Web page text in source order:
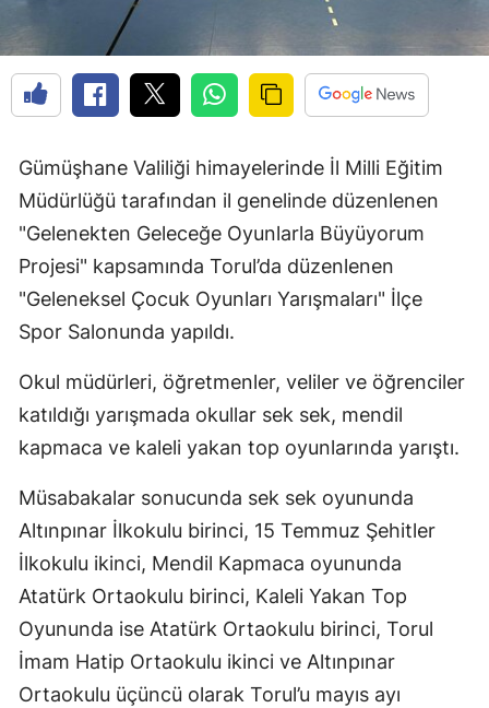
Erzurum
Eskişehir
Gaziantep
Gümüşhane
Hakkari
Hatay
Mersin
İstanbul
İzmir
Kars
Kayseri
Kırklareli
Kırşehir
Gümüşhane Valiliği himayelerinde İl Milli Eğitim
Müdürlüğü tarafından il genelinde düzenlenen
"Gelenekten Geleceğe Oyunlarla Büyüyorum
Projesi" kapsamında Torul’da düzenlenen
"Geleneksel Çocuk Oyunları Yarışmaları" İlçe
Spor Salonunda yapıldı.
Okul müdürleri, öğretmenler, veliler ve öğrenciler
katıldığı yarışmada okullar sek sek, mendil
kapmaca ve kaleli yakan top oyunlarında yarıştı.
Müsabakalar sonucunda sek sek oyununda
Altınpınar İlkokulu birinci, 15 Temmuz Şehitler
İlkokulu ikinci, Mendil Kapmaca oyununda
Atatürk Ortaokulu birinci, Kaleli Yakan Top
Oyununda ise Atatürk Ortaokulu birinci, Torul
İmam Hatip Ortaokulu ikinci ve Altınpınar
Ortaokulu üçüncü olarak Torul’u mayıs ayı